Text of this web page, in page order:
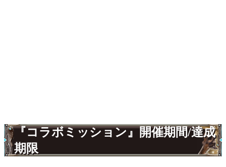
『コラボミッション』開催期間/達成
期限